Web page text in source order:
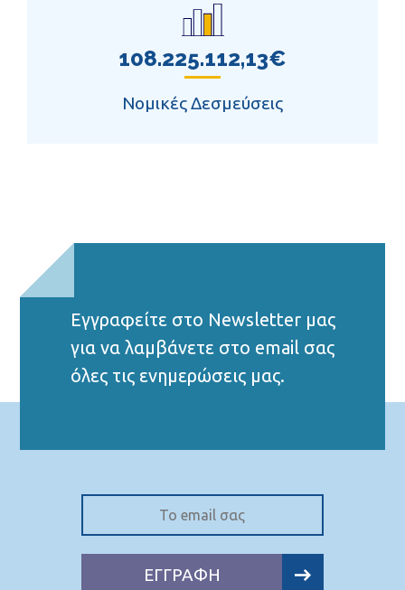
108.225.112,13€
Νομικές Δεσμεύσεις
Εγγραφείτε στο Νewsletter μας
για να λαμβάνετε στο email σας
όλες τις ενημερώσεις μας.
ΕΓΓΡΑΦΗ